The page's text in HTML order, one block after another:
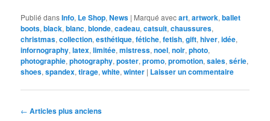
Publié dansInfo, Le Shop,News | Marqué avecart,artwork,ballet
boots,black,blanc,blonde,cadeau,catsuit,chaussures,
christmas,collection,esthétique,fétiche,fetish,gift,hiver,idée,
infornography,latex,limitée,mistress,noel,noir,photo,
photographie,photography,poster,promo,promotion,sales,série,
shoes,spandex,tirage,white,winter | Laisser un commentaire
Navigation
← Articles plus anciens